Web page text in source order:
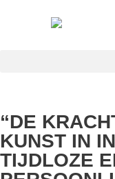
“DE
KUNST IN
TIJDLOZE